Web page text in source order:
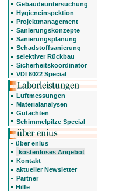
Gebäudeuntersuchung
Hygieneinspektion
Projektmanagement
Sanierungskonzepte
Sanierungsplanung
Schadstoffsanierung
selektiver Rückbau
Sicherheitskoordinator
VDI 6022 Special
Luftmessungen
Materialanalysen
Gutachten
Schimmelpilze Special
über enius
kostenloses Angebot
Kontakt
aktueller Newsletter
Partner
Hilfe